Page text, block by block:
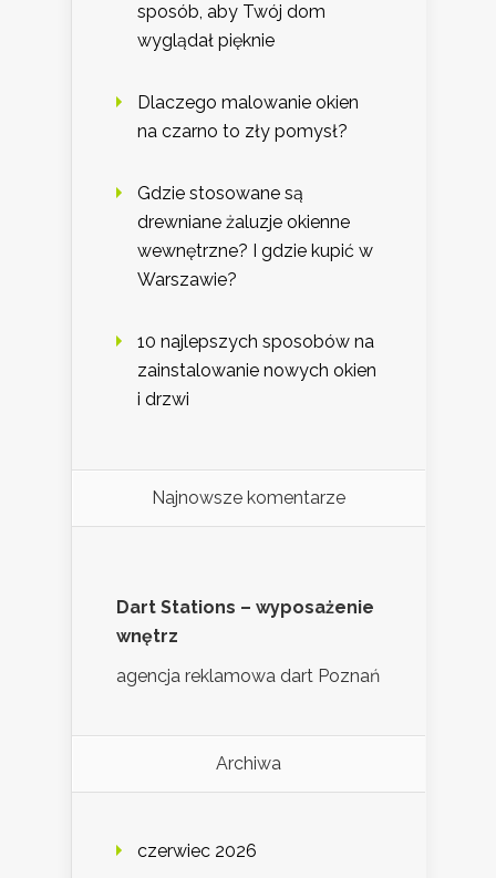
sposób, aby Twój dom
wyglądał pięknie
Dlaczego malowanie okien
na czarno to zły pomysł?
Gdzie stosowane są
drewniane żaluzje okienne
wewnętrzne? I gdzie kupić w
Warszawie?
10 najlepszych sposobów na
zainstalowanie nowych okien
i drzwi
Najnowsze komentarze
Dart Stations – wyposażenie
wnętrz
agencja reklamowa dart Poznań
Archiwa
czerwiec 2026